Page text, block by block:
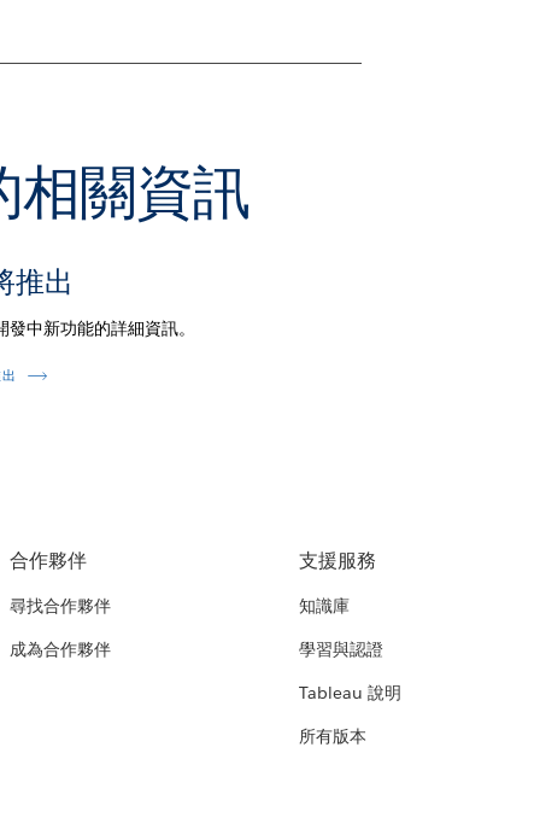
相關資訊
推出
發中新功能的詳細資訊。
合作夥伴
尋找合作夥伴
成為合作夥伴
支援服務
知識庫
學習與認證
Tableau 說明
所有版本